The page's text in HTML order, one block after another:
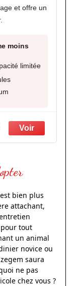
et offre un
moins
limitée
bien plus
attachant,
tout
un animal
novice ou
saura
ne pas
chez vous ?